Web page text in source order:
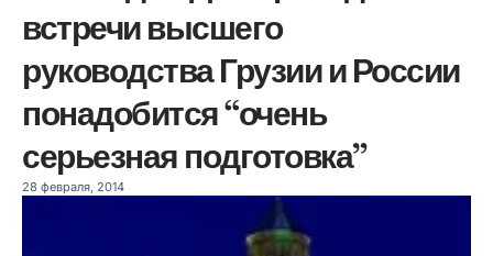
встречи высшего
руководства Грузии и России
понадобится “очень
серьезная подготовка”
28 февраля, 2014